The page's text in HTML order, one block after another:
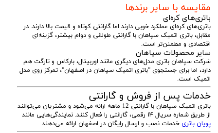
مقایسه با سایر برندها
باتری‌های کره‌ای
باتری‌های کره‌ای عملکرد خوبی دارند اما گارانتی کوتاه و قیمت بالا دارند. در
مقابل، باتری اتمیک سپاهان با گارانتی طولانی و دوام بیشتر، گزینه‌ای
اقتصادی و مطمئن‌تر است.
سایر محصولات سپاهان
شرکت سپاهان باتری مدل‌های دیگری مانند اوربیتال، بارکاس و تارگت هم
دارد، اما برای جستجوی "باتری اتمیک سپاهان در اصفهان"، تمرکز روی مدل
اتمیک است.
خدمات پس از فروش و گارانتی
باتری اتمیک سپاهان با گارانتی 12 ماهه ارائه می‌شود و مشتریان می‌توانند
از طریق شماره سریال ۱۴ رقمی، گارانتی را فعال کنند. نمایندگی‌هایی مانند
پویان باتری خدمات نصب و ارسال رایگان در اصفهان ارائه می‌دهند.